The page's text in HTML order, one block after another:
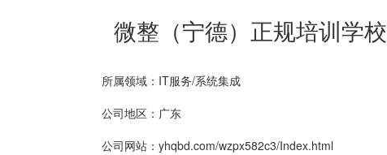
微整（宁德）正规培训学校
所属领域：IT服务/系统集成
公司地区：广东
公司网站：yhqbd.com/wzpx582c3/Index.html